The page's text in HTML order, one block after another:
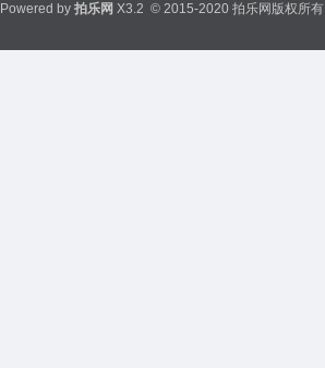
Powered by 拍乐网 X3.2 © 2015-2020 拍乐网版权所有